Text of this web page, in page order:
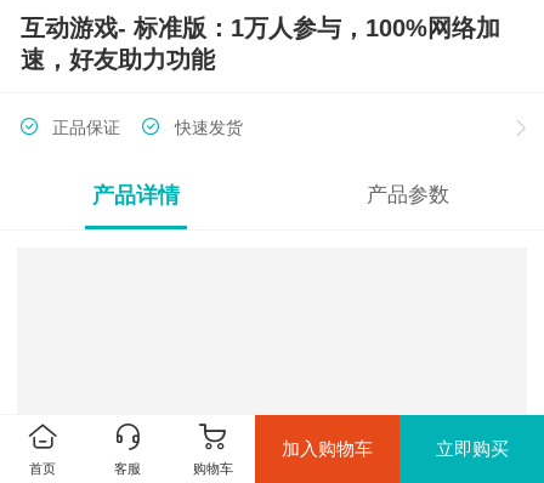
互动游戏- 标准版：1万人参与，100%网络加
速，好友助力功能
正品保证 快速发货
产品详情 产品参数
首页 客服 购物车
加入购物车 立即购买